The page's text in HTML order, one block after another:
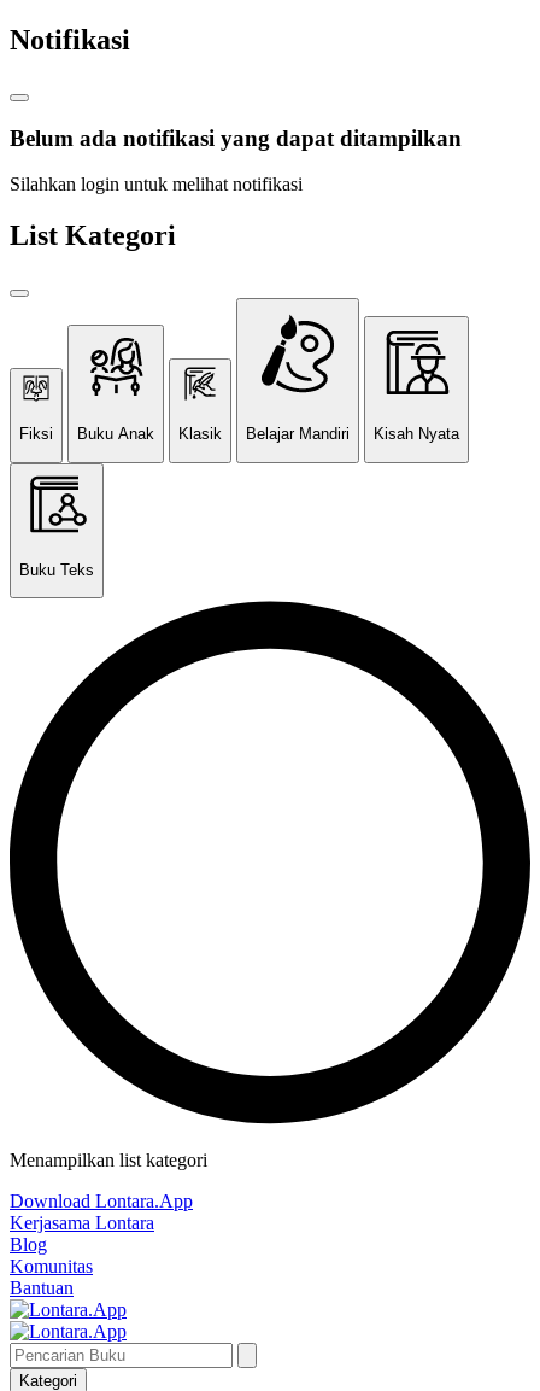
Notifikasi
Belum ada notifikasi yang dapat ditampilkan
Silahkan login untuk melihat notifikasi
List Kategori
Fiksi Buku Anak Klasik Belajar Mandiri Kisah Nyata
Buku Teks
Menampilkan list kategori
Download Lontara.App
Kerjasama Lontara
Blog
Komunitas
Bantuan
Kategori